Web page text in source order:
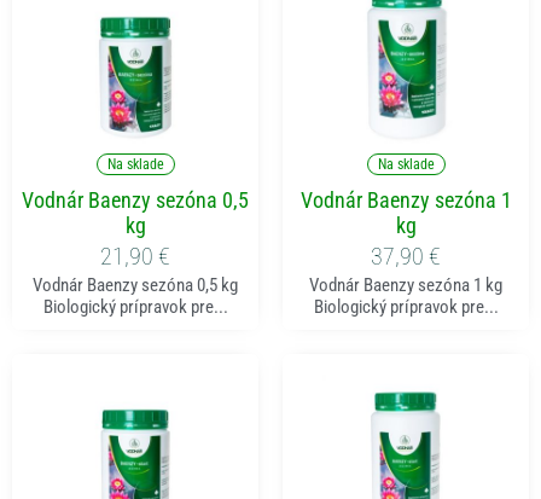
Pridať do košíka
Na sklade
Vodnár Baenzy sezóna 0,5
kg
21,90 €
Vodnár Baenzy sezóna 0,5 kg
Biologický prípravok pre...
Pridať do košíka
Na sklade
Vodnár Baenzy sezóna 1
kg
37,90 €
Vodnár Baenzy sezóna 1 kg
Biologický prípravok pre...